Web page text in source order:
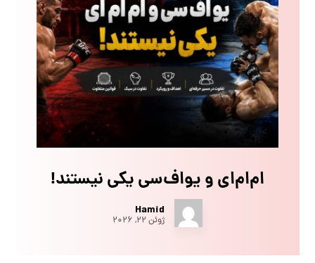
ام‌ام‌ای و یو‌اف‌سی یکی نیستند!
Hamid
ژوئن ۲۲, ۲۰۲۶